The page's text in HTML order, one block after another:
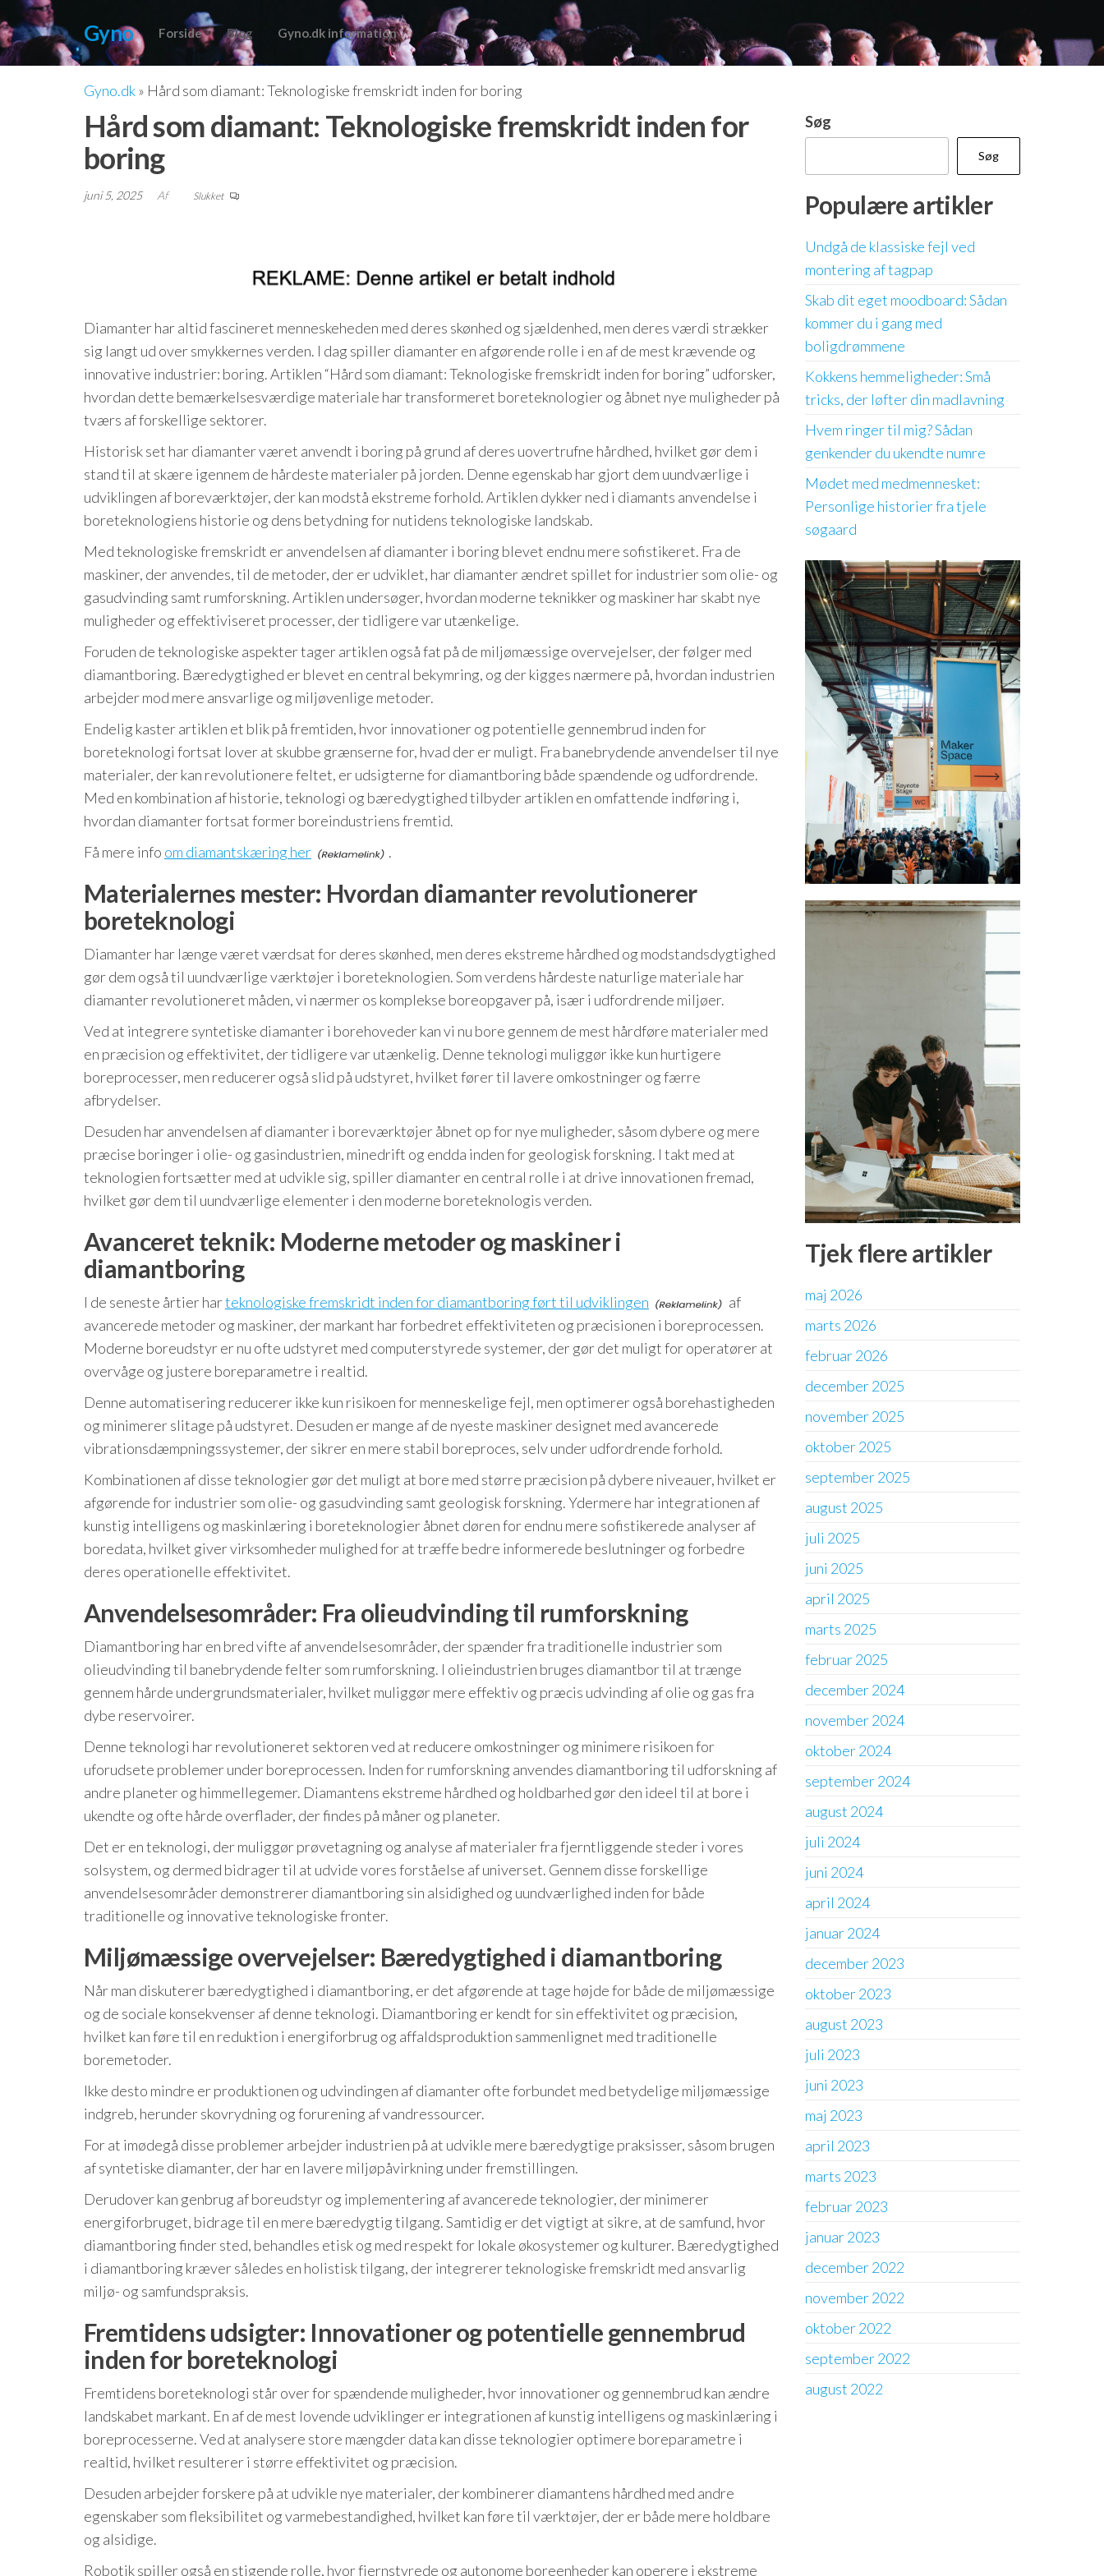
Videre
til
indhold
Gyno Forside Blog Gyno.dk information
Gyno.dk» Hård som diamant: Teknologiske fremskridt inden for boring
Hård som diamant: Teknologiske fremskridt inden for
boring
juni 5, 2025 Af Slukket
Diamanter har altid fascineret menneskeheden med deres skønhed og sjældenhed, men deres værdi strækker
sig langt ud over smykkernes verden. I dag spiller diamanter en afgørende rolle i en af de mest krævende og
innovative industrier: boring. Artiklen “Hård som diamant: Teknologiske fremskridt inden for boring” udforsker,
hvordan dette bemærkelsesværdige materiale har transformeret boreteknologier og åbnet nye muligheder på
tværs af forskellige sektorer.
Historisk set har diamanter været anvendt i boring på grund af deres uovertrufne hårdhed, hvilket gør dem i
stand til at skære igennem de hårdeste materialer på jorden. Denne egenskab har gjort dem uundværlige i
udviklingen af boreværktøjer, der kan modstå ekstreme forhold. Artiklen dykker ned i diamants anvendelse i
boreteknologiens historie og dens betydning for nutidens teknologiske landskab.
Med teknologiske fremskridt er anvendelsen af diamanter i boring blevet endnu mere sofistikeret. Fra de
maskiner, der anvendes, til de metoder, der er udviklet, har diamanter ændret spillet for industrier som olie- og
gasudvinding samt rumforskning. Artiklen undersøger, hvordan moderne teknikker og maskiner har skabt nye
muligheder og effektiviseret processer, der tidligere var utænkelige.
Foruden de teknologiske aspekter tager artiklen også fat på de miljømæssige overvejelser, der følger med
diamantboring. Bæredygtighed er blevet en central bekymring, og der kigges nærmere på, hvordan industrien
arbejder mod mere ansvarlige og miljøvenlige metoder.
Endelig kaster artiklen et blik på fremtiden, hvor innovationer og potentielle gennembrud inden for
boreteknologi fortsat lover at skubbe grænserne for, hvad der er muligt. Fra banebrydende anvendelser til nye
materialer, der kan revolutionere feltet, er udsigterne for diamantboring både spændende og udfordrende.
Med en kombination af historie, teknologi og bæredygtighed tilbyder artiklen en omfattende indføring i,
hvordan diamanter fortsat former boreindustriens fremtid.
Få mere info om diamantskæring her .
Materialernes mester: Hvordan diamanter revolutionerer
boreteknologi
Diamanter har længe været værdsat for deres skønhed, men deres ekstreme hårdhed og modstandsdygtighed
gør dem også til uundværlige værktøjer i boreteknologien. Som verdens hårdeste naturlige materiale har
diamanter revolutioneret måden, vi nærmer os komplekse boreopgaver på, især i udfordrende miljøer.
Ved at integrere syntetiske diamanter i borehoveder kan vi nu bore gennem de mest hårdføre materialer med
en præcision og effektivitet, der tidligere var utænkelig. Denne teknologi muliggør ikke kun hurtigere
boreprocesser, men reducerer også slid på udstyret, hvilket fører til lavere omkostninger og færre
afbrydelser.
Desuden har anvendelsen af diamanter i boreværktøjer åbnet op for nye muligheder, såsom dybere og mere
præcise boringer i olie- og gasindustrien, minedrift og endda inden for geologisk forskning. I takt med at
teknologien fortsætter med at udvikle sig, spiller diamanter en central rolle i at drive innovationen fremad,
hvilket gør dem til uundværlige elementer i den moderne boreteknologis verden.
Avanceret teknik: Moderne metoder og maskiner i
diamantboring
I de seneste årtier harteknologiske fremskridt inden for diamantboring ført til udviklingen
af
avancerede metoder og maskiner, der markant har forbedret effektiviteten og præcisionen i boreprocessen.
Moderne boreudstyr er nu ofte udstyret med computerstyrede systemer, der gør det muligt for operatører at
overvåge og justere boreparametre i realtid.
Denne automatisering reducerer ikke kun risikoen for menneskelige fejl, men optimerer også borehastigheden
og minimerer slitage på udstyret. Desuden er mange af de nyeste maskiner designet med avancerede
vibrationsdæmpningssystemer, der sikrer en mere stabil boreproces, selv under udfordrende forhold.
Kombinationen af disse teknologier gør det muligt at bore med større præcision på dybere niveauer, hvilket er
afgørende for industrier som olie- og gasudvinding samt geologisk forskning. Ydermere har integrationen af
kunstig intelligens og maskinlæring i boreteknologier åbnet døren for endnu mere sofistikerede analyser af
boredata, hvilket giver virksomheder mulighed for at træffe bedre informerede beslutninger og forbedre
deres operationelle effektivitet.
Anvendelsesområder: Fra olieudvinding til rumforskning
Diamantboring har en bred vifte af anvendelsesområder, der spænder fra traditionelle industrier som
olieudvinding til banebrydende felter som rumforskning. I olieindustrien bruges diamantbor til at trænge
gennem hårde undergrundsmaterialer, hvilket muliggør mere effektiv og præcis udvinding af olie og gas fra
dybe reservoirer.
Denne teknologi har revolutioneret sektoren ved at reducere omkostninger og minimere risikoen for
uforudsete problemer under boreprocessen. Inden for rumforskning anvendes diamantboring til udforskning af
andre planeter og himmellegemer. Diamantens ekstreme hårdhed og holdbarhed gør den ideel til at bore i
ukendte og ofte hårde overflader, der findes på måner og planeter.
Det er en teknologi, der muliggør prøvetagning og analyse af materialer fra fjerntliggende steder i vores
solsystem, og dermed bidrager til at udvide vores forståelse af universet. Gennem disse forskellige
anvendelsesområder demonstrerer diamantboring sin alsidighed og uundværlighed inden for både
traditionelle og innovative teknologiske fronter.
Miljømæssige overvejelser: Bæredygtighed i diamantboring
Når man diskuterer bæredygtighed i diamantboring, er det afgørende at tage højde for både de miljømæssige
og de sociale konsekvenser af denne teknologi. Diamantboring er kendt for sin effektivitet og præcision,
hvilket kan føre til en reduktion i energiforbrug og affaldsproduktion sammenlignet med traditionelle
boremetoder.
Ikke desto mindre er produktionen og udvindingen af diamanter ofte forbundet med betydelige miljømæssige
indgreb, herunder skovrydning og forurening af vandressourcer.
For at imødegå disse problemer arbejder industrien på at udvikle mere bæredygtige praksisser, såsom brugen
af syntetiske diamanter, der har en lavere miljøpåvirkning under fremstillingen.
Derudover kan genbrug af boreudstyr og implementering af avancerede teknologier, der minimerer
energiforbruget, bidrage til en mere bæredygtig tilgang. Samtidig er det vigtigt at sikre, at de samfund, hvor
diamantboring finder sted, behandles etisk og med respekt for lokale økosystemer og kulturer. Bæredygtighed
i diamantboring kræver således en holistisk tilgang, der integrerer teknologiske fremskridt med ansvarlig
miljø- og samfundspraksis.
Fremtidens udsigter: Innovationer og potentielle gennembrud
inden for boreteknologi
Fremtidens boreteknologi står over for spændende muligheder, hvor innovationer og gennembrud kan ændre
landskabet markant. En af de mest lovende udviklinger er integrationen af kunstig intelligens og maskinlæring i
boreprocesserne. Ved at analysere store mængder data kan disse teknologier optimere boreparametre i
realtid, hvilket resulterer i større effektivitet og præcision.
Desuden arbejder forskere på at udvikle nye materialer, der kombinerer diamantens hårdhed med andre
egenskaber som fleksibilitet og varmebestandighed, hvilket kan føre til værktøjer, der er både mere holdbare
og alsidige.
Robotik spiller også en stigende rolle, hvor fjernstyrede og autonome boreenheder kan operere i ekstreme
Søg
Søg
Populære artikler
Undgå de klassiske fejl ved
montering af tagpap
Skab dit eget moodboard: Sådan
kommer du i gang med
boligdrømmene
Kokkens hemmeligheder: Små
tricks, der løfter din madlavning
Hvem ringer til mig? Sådan
genkender du ukendte numre
Mødet med medmennesket:
Personlige historier fra tjele
søgaard
Tjek flere artikler
maj 2026
marts 2026
februar 2026
december 2025
november 2025
oktober 2025
september 2025
august 2025
juli 2025
juni 2025
april 2025
marts 2025
februar 2025
december 2024
november 2024
oktober 2024
september 2024
august 2024
juli 2024
juni 2024
april 2024
januar 2024
december 2023
oktober 2023
august 2023
juli 2023
juni 2023
maj 2023
april 2023
marts 2023
februar 2023
januar 2023
december 2022
november 2022
oktober 2022
september 2022
august 2022